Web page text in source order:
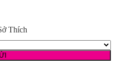
Thích